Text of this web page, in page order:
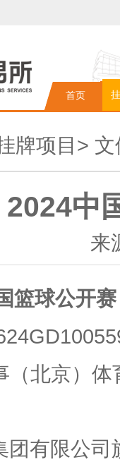
首页
牌项目 > 文
2024中
来
篮球公开赛
（北京）体
团有限公